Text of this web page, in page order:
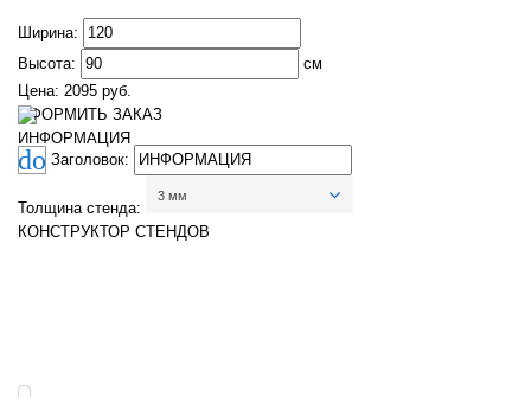
Ширина:
Высота:
см
Цена: 2095 руб.
ОФОРМИТЬ ЗАКАЗ
Заголовок:
Толщина стенда:
3 мм
КОНСТРУКТОР СТЕНДОВ
ИНФОРМАЦИЯ